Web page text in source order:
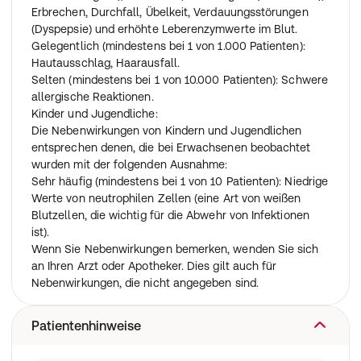
ob Sie eine Nierenerkrankung (-funktionsstörung) haben.
Ihr Arzt kann dann eine geringere Dosis verschreiben
oder Sie anweisen, das Arzneimittel nicht mehr täglich,
sondern in bestimmten Intervallen einzunehmen.
in welchem Krankheitsstadium Ihre Leber ist.
Für Kinder und Jugendliche (von 2 bis 18 Jahren), wird
der Arzt Ihres Kindes die richtige Dosis anhand des
Körpergewichts Ihres Kindes bestimmen. Für Patienten,
die zwischen 10 kg und 32,5 kg wiegen, wird die Lösung
zum Einnehmen empfohlen. Kinder ab 32,6 kg
Körpergewicht können die Lösung zum Einnehmen oder
die 0,5 mg Tablette einnehmen. Die Gesamtdosis wird
einmal täglich eingenommen (oral). Es gibt keine
Empfehlungen für das Arzneimittel bei Kindern unter 2
Jahren oder bei Kindern, die weniger als 10 kg wiegen.
Ihr Arzt wird genau die für Ihren Fall angemessene
Dosierung verordnen. Nehmen Sie die Dosis stets nach
ärztlicher Anweisung ein, um sicherzustellen, dass das
dass sich möglichst keine Resistenz gegen die
Erbrechen, Durchfall, Übelkeit, Verdauungsstörungen
(Dyspepsie) und erhöhte Leberenzymwerte im Blut.
Gelegentlich (mindestens bei 1 von 1.000 Patienten):
Hautausschlag, Haarausfall.
Selten (mindestens bei 1 von 10.000 Patienten): Schwere
allergische Reaktionen.
Kinder und Jugendliche:
Die Nebenwirkungen von Kindern und Jugendlichen
entsprechen denen, die bei Erwachsenen beobachtet
wurden mit der folgenden Ausnahme:
Sehr häufig (mindestens bei 1 von 10 Patienten): Niedrige
Werte von neutrophilen Zellen (eine Art von weißen
Blutzellen, die wichtig für die Abwehr von Infektionen
ist).
Wenn Sie Nebenwirkungen bemerken, wenden Sie sich
an Ihren Arzt oder Apotheker. Dies gilt auch für
Nebenwirkungen, die nicht angegeben sind.
Patientenhinweise